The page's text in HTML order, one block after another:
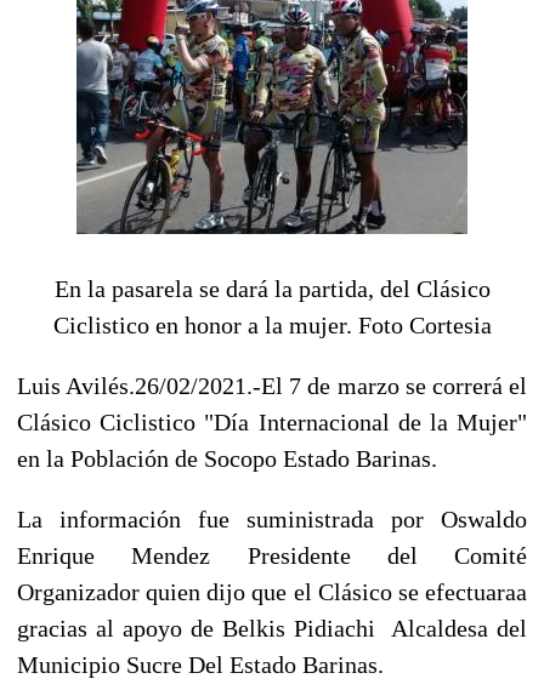
En la pasarela se dará la partida, del Clásico
Ciclistico en honor a la mujer. Foto Cortesia
Luis Avilés.26/02/2021.-El 7 de marzo se correrá el
Clásico Ciclistico "Día Internacional de la Mujer"
en la Población de Socopo Estado Barinas.
La información fue suministrada por Oswaldo
Enrique Mendez Presidente del Comité
Organizadorquien dijo que el Clásico se efectuaraa
gracias al apoyo de Belkis Pidiachi Alcaldesa del
Municipio Sucre Del Estado Barinas.